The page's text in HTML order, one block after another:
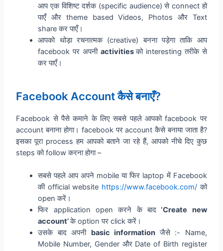
आप एक विशिष्ट दर्शक (specific audience) से connect हो
पाएँ और theme based Videos, Photos और Text
share कर पाएँ।
आपको थोड़ा रचनात्मक (creative) बनना पड़ेगा ताकि आप
facebook पर अपनी activitiesको interesting तरीके से
कर पाएँ।
Facebook Account कैसे बनाएँ?
Facebook से पैसे कमाने के लिए सबसे पहले आपको facebook पर
account बनाना होगा। facebook पर account कैसे बनाया जाता है?
इसका पूरा process हम आपको बताने जा रहे हैं, आपको नीचे दिए कुछ
steps को follow करना होगा –
सबसे पहले आप अपने mobile या फिर laptop में Facebook
की official website https://www.facebook.com/को
open करें।
फिर application open करने के बाद‘Create new
account’के option पर click करें।
उसके बाद अपनी basic informationजैसे :- Name,
Mobile Number, Gender और Date of Birth register